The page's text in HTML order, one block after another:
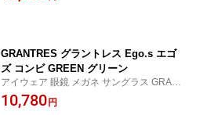
ックスタージャパン
GRANTRES グラントレス Ego.s エゴ
ズ コンビ GREEN グリーン
アイウェア 眼鏡 メガネ サングラス GRANT
RES グラントレス タキロンローランド ロ
ックスタージャパン
10,780円